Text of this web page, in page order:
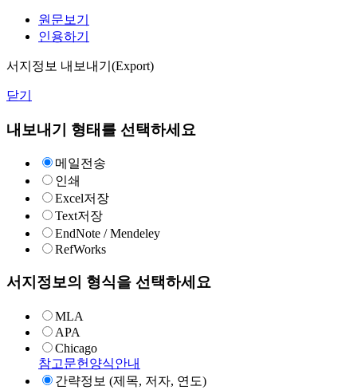
원문보기
인용하기
서지정보 내보내기(Export)
닫기
내보내기 형태를 선택하세요
메일전송
인쇄
Excel저장
Text저장
EndNote / Mendeley
RefWorks
서지정보의 형식을 선택하세요
MLA
APA
Chicago
참고문헌양식안내
간략정보 (제목, 저자, 연도)